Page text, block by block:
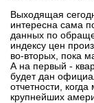
Выходящая
интересна сама
данных по
индексу цен
во-вторых, пока
А на первый -
будет дан
отчетности,
крупнейших